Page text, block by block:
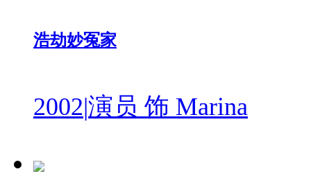
浩劫妙冤家
2002|演员 饰 Marina